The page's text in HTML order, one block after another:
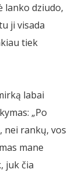
lanko dziudo,
ji visada
tiek
labai
„Po
nei rankų, vos
mane
juk čia